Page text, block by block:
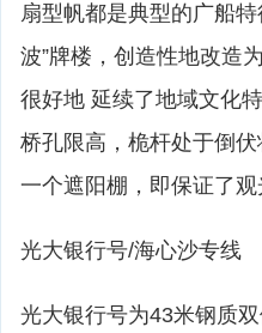
扇型帆都是典型的广船
波”牌楼，创造性地改造
很好地 延续了地域文化
桥孔限高，桅杆处于倒
一个遮阳棚，即保证了
光大银行号/海心沙专线
光大银行号为43米钢质